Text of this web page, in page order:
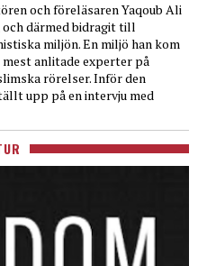
och föreläsaren Yaqoub Ali
därmed bidragit till
miljön. En miljö han kom
anlitade experter på
rörelser. Inför den
upp på en intervju med